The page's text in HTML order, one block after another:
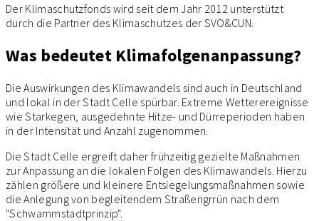
Der Klimaschutzfonds wird seit dem Jahr 2012 unterstützt
durch die Partner des Klimaschutzes der SVO&CUN.
Was bedeutet Klimafolgenanpassung?
Die Auswirkungen des Klimawandels sind auch in Deutschland
und lokal in der Stadt Celle spürbar. Extreme Wetterereignisse
wie Starkegen, ausgedehnte Hitze- und Dürreperioden haben
in der Intensität und Anzahl zugenommen.
Die Stadt Celle ergreift daher frühzeitig gezielte Maßnahmen
zur Anpassung an die lokalen Folgen des Klimawandels. Hierzu
zählen größere und kleinere Entsiegelungsmaßnahmen sowie
die Anlegung von begleitendem Straßengrrün nach dem
"Schwammstadtprinzip".